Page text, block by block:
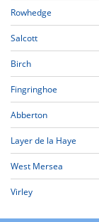
Rowhedge
Salcott
Birch
Fingringhoe
Abberton
Layer de la Haye
West Mersea
Virley